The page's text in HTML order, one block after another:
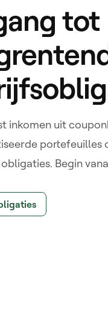
tot
inkomen uit
portefeuilles
Begin